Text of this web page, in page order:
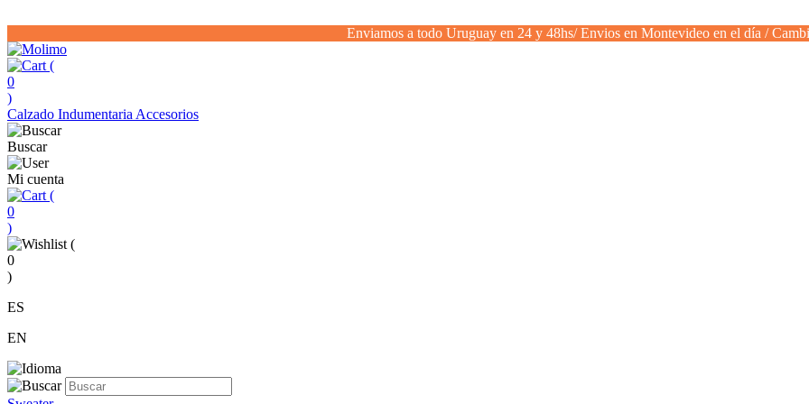
Enviamos a todo Uruguay en 24 y 48hs/ Envios en Montevideo en el día /
(
0
)
Calzado Indumentaria Accesorios
Buscar
Mi cuenta
(
0
)
(
0
)
ES
EN